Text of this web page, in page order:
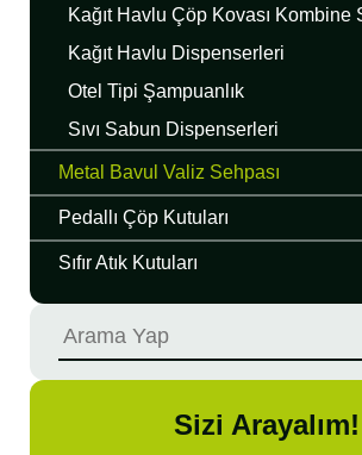
Kağıt Havlu Çöp Kovası Kombine
Kağıt Havlu Dispenserleri
Otel Tipi Şampuanlık
Sıvı Sabun Dispenserleri
Metal Bavul Valiz Sehpası
Pedallı Çöp Kutuları
Sıfır Atık Kutuları
Sizi Arayalım!